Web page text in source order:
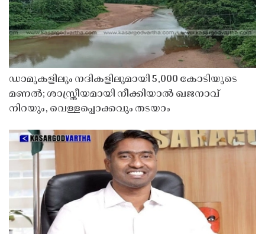
ഡാമുകളിലും നദികളിലുമായി 5,000 കോടിയുടെ
മണൽ; ശാസ്ത്രീയമായി നീക്കിയാൽ ഖജനാവ്
നിറയും, വെള്ളപ്പൊക്കവും തടയാം